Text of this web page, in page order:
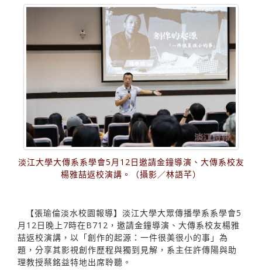
淡江大學大傳系系學會5月12日邀請金鐘導演、大傳系校友
楊雅喆返校演講。（攝影／林語芊）
【張瑜倫淡水校園報導】淡江大學大眾傳播學系系學會5
月12日晚上7時在B712，邀請金鐘導演、大傳系校友楊雅
喆返校演講，以「創作的起源：一件很美很小的事」為
題，分享其影視創作歷程與獨到見解，系主任許傳陽與助
理教授蔡銘益特地出席聆聽。